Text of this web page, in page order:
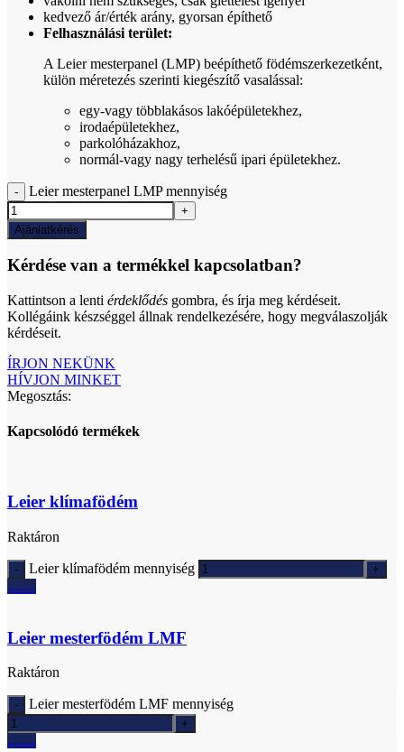
kedvező ár/érték arány, gyorsan építhető
Felhasználási terület:
A Leier mesterpanel (LMP) beépíthető födémszerkezetként,
külön méretezés szerinti kiegészítő vasalással:
egy-vagy többlakásos lakóépületekhez,
irodaépületekhez,
parkolóházakhoz,
normál-vagy nagy terhelésű ipari épületekhez.
Leier mesterpanel LMP mennyiség
Ajánlatkérés
Kérdése van a termékkel kapcsolatban?
Kattintson a lenti érdeklődés gombra, és írja meg kérdéseit.
Kollégáink készséggel állnak rendelkezésére, hogy megválaszolják
kérdéseit.
ÍRJON NEKÜNK
HÍVJON MINKET
Megosztás:
Kapcsolódó termékek
Leier klímafödém
Raktáron
Leier klímafödém mennyiség
Ajánlatkérés
Leier mesterfödém LMF
Raktáron
Leier mesterfödém LMF mennyiség
Ajánlatkérés